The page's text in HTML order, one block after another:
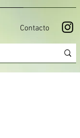
Contacto